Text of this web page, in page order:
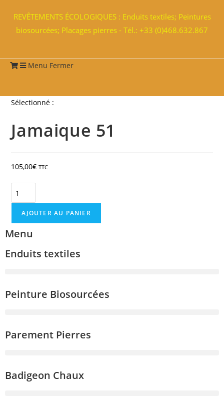
REVÊTEMENTS ÉCOLOGIQUES : Enduits textiles; Peintures
biosourcées; Placages pierres - Tél.: +33 (0)468.632.867
Menu Fermer
Sélectionné :
Jamaique 51
105,00€ TTC
AJOUTER AU PANIER
Menu
Enduits textiles
Peinture Biosourcées
Parement Pierres
Badigeon Chaux